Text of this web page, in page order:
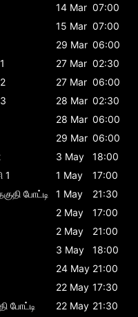
14 Mar 07:00
15 Mar 07:00
29 Mar 06:00
27 Mar 02:30
27 Mar 06:00
28 Mar 02:30
28 Mar 06:00
29 Mar 06:00
3 May
18:00
1 1 May
17:00
போட்டி 1 May
21:30
2 May
17:00
2 May
21:00
3 May
18:00
24 May 21:00
22 May 17:30
போட்டி 22 May 21:30